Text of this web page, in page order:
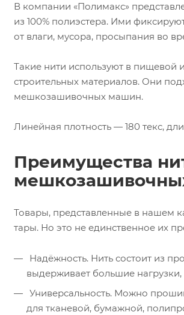
В компании «Полимакс»
из 100% полиэстера. Ими
от влаги, мусора, просыпания во
Такие нити используют в
строительных материалов. Они
мешкозашивочных машин.
Линейная плотность — 180 текс,
Преимущества
Товары, представленные в нашем
тары. Но это не единственное их
Надёжность. Нить состоит из
выдерживает большие нагрузки,
Универсальность. Можно
для тканевой, бумажной,